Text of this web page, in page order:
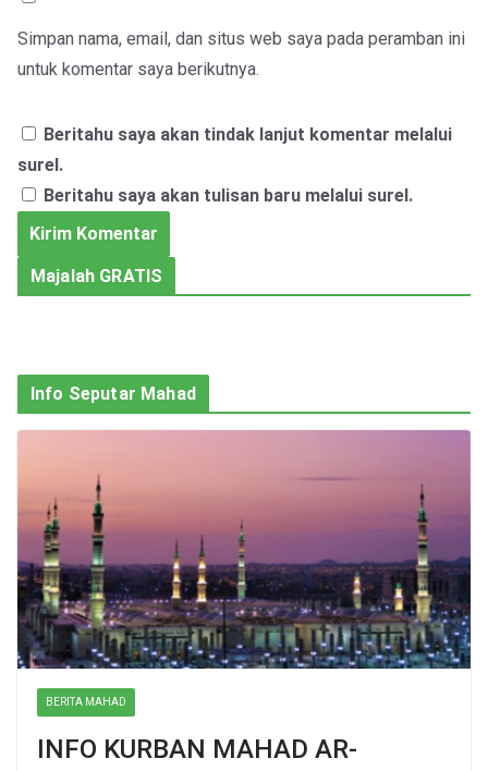
Simpan nama, email, dan situs web saya pada peramban ini
untuk komentar saya berikutnya.
Beritahu saya akan tindak lanjut komentar melalui
surel.
Beritahu saya akan tulisan baru melalui surel.
Majalah GRATIS
Info Seputar Mahad
BERITA MAHAD
INFO KURBAN MAHAD AR-